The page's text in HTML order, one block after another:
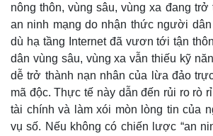
nông thôn, vùng sâu, vùng xa đang trở
an ninh mạng do nhận thức người
dù hạ tầng Internet đã vươn tới tận
dân vùng sâu, vùng xa vẫn thiếu kỹ
dễ trở thành nạn nhân của lừa đảo
mã độc. Thực tế này dẫn đến rủi ro rò
tài chính và làm xói mòn lòng tin của
vụ số. Nếu không có chiến lược “an